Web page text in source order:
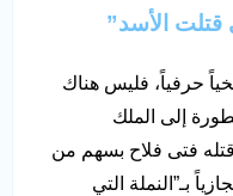
قتلت الأسد”
حرفياً، فليس هناك
إلى الملك
قتله فتى فلاح بسهم من
بـ”النملة التي